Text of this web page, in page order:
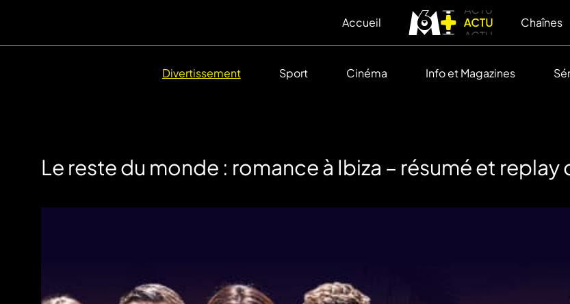
Accueil Chaînes
Divertissement Sport Cinéma Info et Magazines
Le reste du monde : romance à Ibiza – résumé et